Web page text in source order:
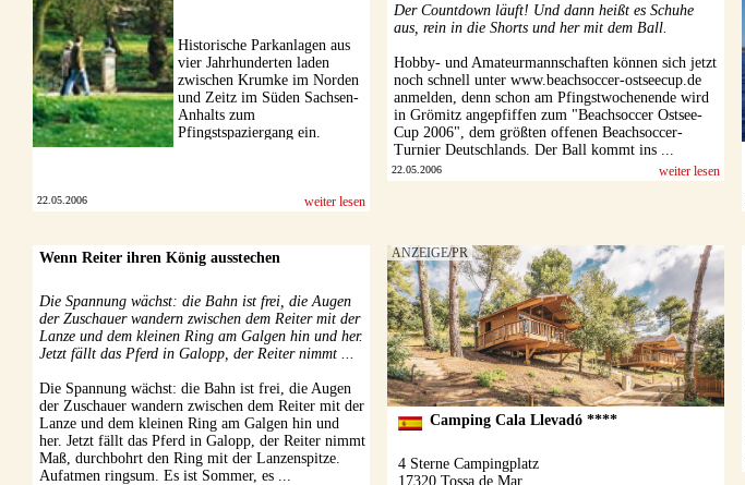
Historische Parkanlagen aus
vier Jahrhunderten laden
zwischen Krumke im Norden
und Zeitz im Süden Sachsen-
Anhalts zum
Pfingstspaziergang ein.
22.05.2006 weiter lesen
Der Countdown läuft! Und dann heißt es Schuhe
aus, rein in die Shorts und her mit dem Ball.
Hobby- und Amateurmannschaften können sich jetzt
noch schnell unter www.beachsoccer-ostseecup.de
anmelden, denn schon am Pfingstwochenende wird
in Grömitz angepfiffen zum "Beachsoccer Ostsee-
Cup 2006", dem größten offenen Beachsoccer-
Turnier Deutschlands. Der Ball kommt ins ...
22.05.2006 weiter lesen
Wenn Reiter ihren König ausstechen
Die Spannung wächst: die Bahn ist frei, die Augen
der Zuschauer wandern zwischen dem Reiter mit der
Lanze und dem kleinen Ring am Galgen hin und her.
Jetzt fällt das Pferd in Galopp, der Reiter nimmt ...
Die Spannung wächst: die Bahn ist frei, die Augen
der Zuschauer wandern zwischen dem Reiter mit der
Lanze und dem kleinen Ring am Galgen hin und
her. Jetzt fällt das Pferd in Galopp, der Reiter nimmt
Maß, durchbohrt den Ring mit der Lanzenspitze.
Aufatmen ringsum. Es ist Sommer, es ...